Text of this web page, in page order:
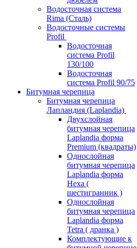
Водосточная система
Rima (Сталь)
Водосточные системы
Profil
Водосточная
система Profil
130/100
Водосточная
система Profil 90/75
Битумная черепица
Битумная черепица
Лапландия (Laplandia)
Двухслойная
битумная черепица
Laplandia форма
Premium (квадраты)
Однослойная
битумная черепица
Laplandia форма
Hexa (
шестигранник )
Однослойная
битумная черепица
Laplandia форма
Tetra ( дранка )
Комплектующие к